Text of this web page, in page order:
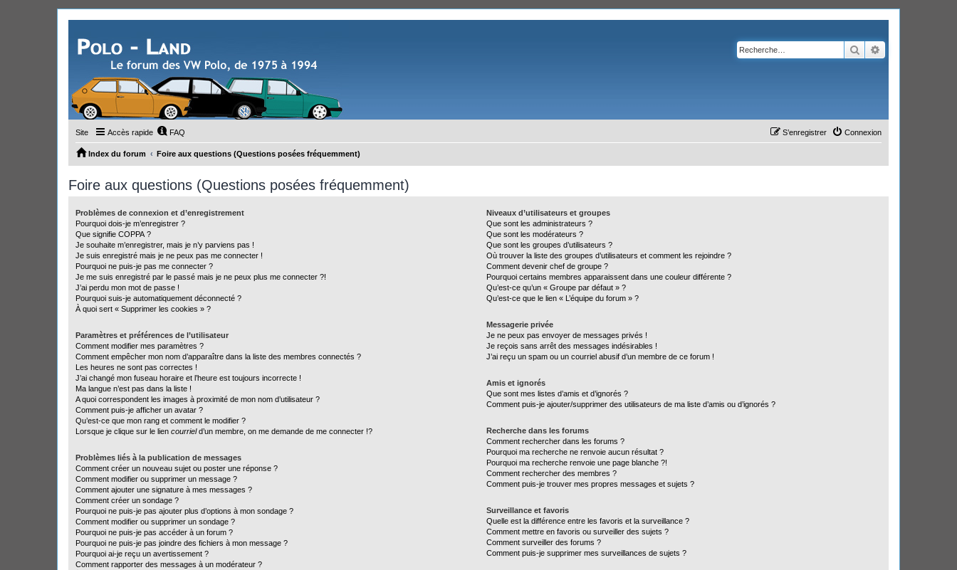
Rechercher
Site Accès rapide FAQ Connexion
S’enregistrer
Index du forum Foire aux questions (Questions posées fréquemment)
Foire aux questions (Questions posées fréquemment)
Problèmes de connexion et d’enregistrement
Pourquoi dois-je m’enregistrer ?
Que signifie COPPA ?
Je souhaite m’enregistrer, mais je n’y parviens pas !
Je suis enregistré mais je ne peux pas me connecter !
Pourquoi ne puis-je pas me connecter ?
Je me suis enregistré par le passé mais je ne peux plus me connecter ?!
J’ai perdu mon mot de passe !
Pourquoi suis-je automatiquement déconnecté ?
À quoi sert « Supprimer les cookies » ?
Paramètres et préférences de l’utilisateur
Comment modifier mes paramètres ?
Comment empêcher mon nom d’apparaître dans la liste des membres connectés ?
Les heures ne sont pas correctes !
J’ai changé mon fuseau horaire et l’heure est toujours incorrecte !
Ma langue n’est pas dans la liste !
A quoi correspondent les images à proximité de mon nom d’utilisateur ?
Comment puis-je afficher un avatar ?
Qu’est-ce que mon rang et comment le modifier ?
Lorsque je clique sur le lien courrield’un membre, on me demande de me connecter !?
Problèmes liés à la publication de messages
Comment créer un nouveau sujet ou poster une réponse ?
Comment modifier ou supprimer un message ?
Comment ajouter une signature à mes messages ?
Comment créer un sondage ?
Pourquoi ne puis-je pas ajouter plus d’options à mon sondage ?
Comment modifier ou supprimer un sondage ?
Pourquoi ne puis-je pas accéder à un forum ?
Pourquoi ne puis-je pas joindre des fichiers à mon message ?
Pourquoi ai-je reçu un avertissement ?
Comment rapporter des messages à un modérateur ?
Niveaux d’utilisateurs et groupes
Que sont les administrateurs ?
Que sont les modérateurs ?
Que sont les groupes d’utilisateurs ?
Où trouver la liste des groupes d’utilisateurs et comment les rejoindre ?
Comment devenir chef de groupe ?
Pourquoi certains membres apparaissent dans une couleur différente ?
Qu’est-ce qu’un « Groupe par défaut » ?
Qu’est-ce que le lien « L’équipe du forum » ?
Messagerie privée
Je ne peux pas envoyer de messages privés !
Je reçois sans arrêt des messages indésirables !
J’ai reçu un spam ou un courriel abusif d’un membre de ce forum !
Amis et ignorés
Que sont mes listes d’amis et d’ignorés ?
Comment puis-je ajouter/supprimer des utilisateurs de ma liste d’amis ou d’ignorés ?
Recherche dans les forums
Comment rechercher dans les forums ?
Pourquoi ma recherche ne renvoie aucun résultat ?
Pourquoi ma recherche renvoie une page blanche ?!
Comment rechercher des membres ?
Comment puis-je trouver mes propres messages et sujets ?
Surveillance et favoris
Quelle est la différence entre les favoris et la surveillance ?
Comment mettre en favoris ou surveiller des sujets ?
Comment surveiller des forums ?
Comment puis-je supprimer mes surveillances de sujets ?